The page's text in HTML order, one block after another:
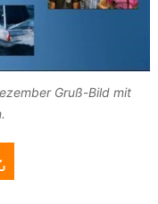
Gruß-Bild mit